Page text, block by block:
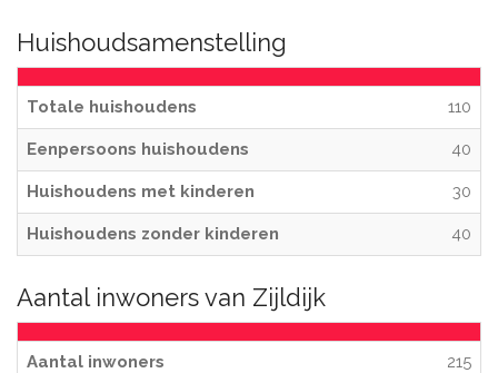
Huishoudsamenstelling
Totale huishoudens 110
Eenpersoons huishoudens 40
Huishoudens met kinderen 30
Huishoudens zonder kinderen 40
Aantal inwoners van Zijldijk
Aantal inwoners 215